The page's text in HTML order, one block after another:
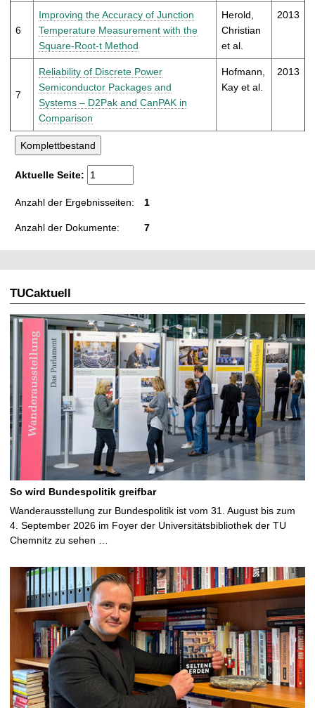
6
Improving the Accuracy of Junction
Temperature Measurement with the
Square-Root-t Method
Herold,
Christian
et al.
2013
7
Reliability of Discrete Power
Semiconductor Packages and
Systems – D2Pak and CanPAK in
Comparison
Hofmann,
Kay et al.
2013
Aktuelle Seite:
Anzahl der Ergebnisseiten: 1
Anzahl der Dokumente: 7
TUCaktuell
So wird Bundespolitik greifbar
Wanderausstellung zur Bundespolitik ist vom 31. August bis zum
4. September 2026 im Foyer der Universitätsbibliothek der TU
Chemnitz zu sehen …